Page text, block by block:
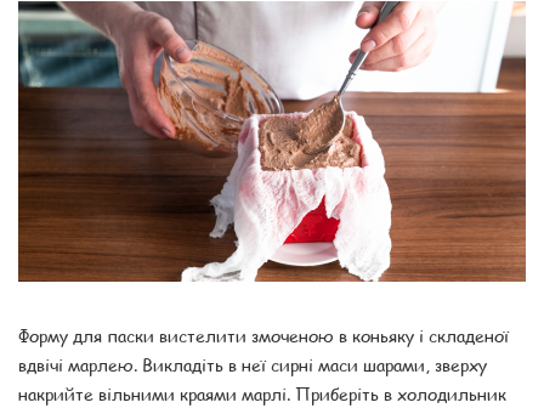
Форму для паски вистелити змоченою в коньяку і складеної
вдвічі марлею. Викладіть в неї сирні маси шарами, зверху
накрийте вільними краями марлі. Приберіть в холодильник